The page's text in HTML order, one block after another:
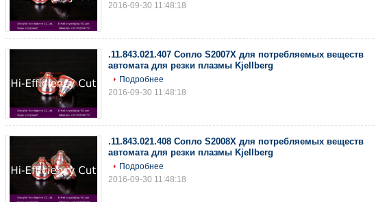
2016-09-30 11:48:18
.11.843.021.407 Сопло S2007X для потребляемых веществ
автомата для резки плазмы Kjellberg
Подробнее
2016-09-30 11:48:18
.11.843.021.408 Сопло S2008X для потребляемых веществ
автомата для резки плазмы Kjellberg
Подробнее
2016-09-30 11:48:18